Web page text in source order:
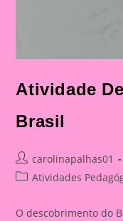
Atividade
Brasil
Post
author:
carolinapalhas01
PostAtividades
O descobrimento do